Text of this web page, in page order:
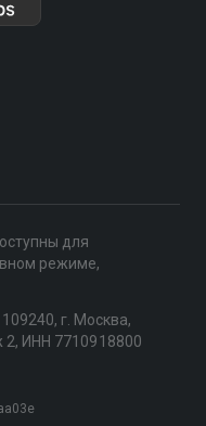
для
режиме,
г. Москва,
2, ИНН 7710918800